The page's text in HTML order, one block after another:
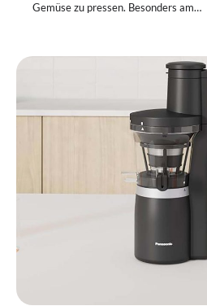
Gemüse zu pressen. Besonders am…